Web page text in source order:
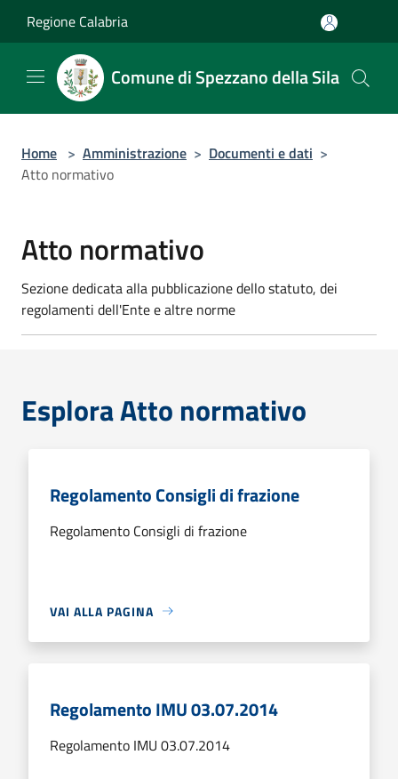
Regione Calabria
Comune di Spezzano della Sila
Home > Amministrazione > Documenti e dati >
Atto normativo
Atto normativo
Sezione dedicata alla pubblicazione dello statuto, dei
regolamenti dell'Ente e altre norme
Esplora Atto normativo
Regolamento Consigli di frazione
Regolamento Consigli di frazione
VAI ALLA PAGINA
Regolamento IMU 03.07.2014
Regolamento IMU 03.07.2014